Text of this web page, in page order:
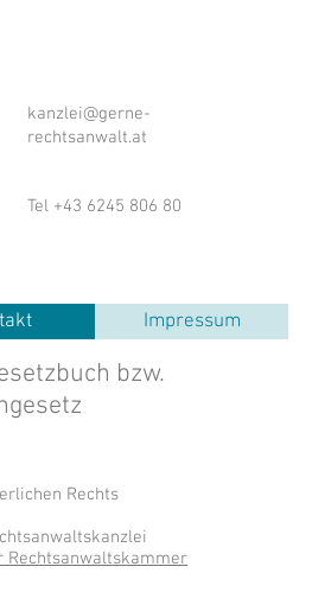
kanzlei@gerne-
rechtsanwalt.at
Tel +43 6245 806 80
Impressum
bzw.
Rechts
Rechtsanwaltskammer